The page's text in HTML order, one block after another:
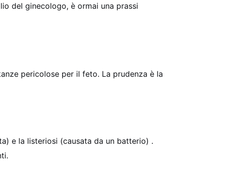
del ginecologo, è ormai una prassi
pericolose per il feto. La prudenza è la
e la listeriosi (causata da un batterio) .